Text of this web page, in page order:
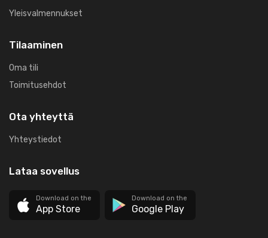
Yleisvalmennukset
Tilaaminen
Oma tili
Toimitusehdot
Ota yhteyttä
Yhteystiedot
Lataa sovellus
Download on the
App Store
Download on the
Google Play